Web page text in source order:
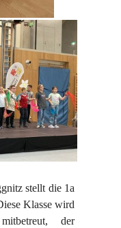
stellt die 1a
Klasse wird
der